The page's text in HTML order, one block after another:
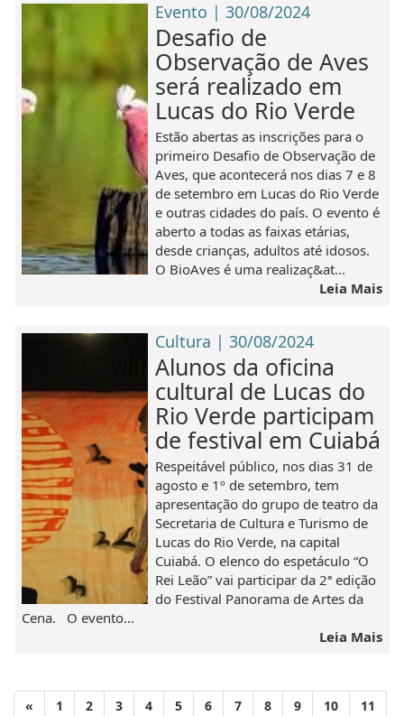
Evento | 30/08/2024
Desafio de
Observação de Aves
será realizado em
Lucas do Rio Verde
Estão abertas as inscrições para o
primeiro Desafio de Observação de
Aves, que acontecerá nos dias 7 e 8
de setembro em Lucas do Rio Verde
e outras cidades do país. O evento é
aberto a todas as faixas etárias,
desde crianças, adultos até idosos.
O BioAves é uma realizaç&at...
Leia Mais
Cultura | 30/08/2024
Alunos da oficina
cultural de Lucas do
Rio Verde participam
de festival em Cuiabá
Respeitável público, nos dias 31 de
agosto e 1º de setembro, tem
apresentação do grupo de teatro da
Secretaria de Cultura e Turismo de
Lucas do Rio Verde, na capital
Cuiabá. O elenco do espetáculo “O
Rei Leão” vai participar da 2ª edição
do Festival Panorama de Artes da
Cena. O evento...
Leia Mais
« 1 2 3 4 5 6 7 8 9 10
11